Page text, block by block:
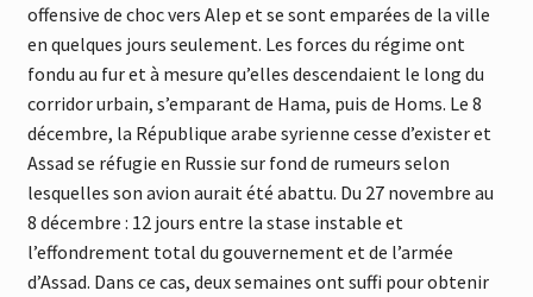
offensive de choc vers Alep et se sont emparées de la ville
en quelques jours seulement. Les forces du régime ont
fondu au fur et à mesure qu’elles descendaient le long du
corridor urbain, s’emparant de Hama, puis de Homs. Le 8
décembre, la République arabe syrienne cesse d’exister et
Assad se réfugie en Russie sur fond de rumeurs selon
lesquelles son avion aurait été abattu. Du 27 novembre au
8 décembre : 12 jours entre la stase instable et
l’effondrement total du gouvernement et de l’armée
d’Assad. Dans ce cas, deux semaines ont suffi pour obtenir